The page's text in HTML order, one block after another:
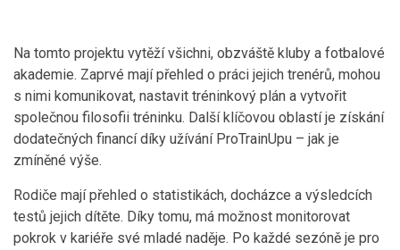
Na tomto projektu vytěží všichni, obzváště kluby a fotbalové
akademie. Zaprvé mají přehled o práci jejich trenérů, mohou
s nimi komunikovat, nastavit tréninkový plán a vytvořit
společnou filosofii tréninku. Další klíčovou oblastí je získání
dodatečných financí díky užívání ProTrainUpu – jak je
zmíněné výše.
Rodiče mají přehled o statistikách, docházce a výsledcích
testů jejich dítěte. Díky tomu, má možnost monitorovat
pokrok v kariéře své mladé naděje. Po každé sezóně je pro